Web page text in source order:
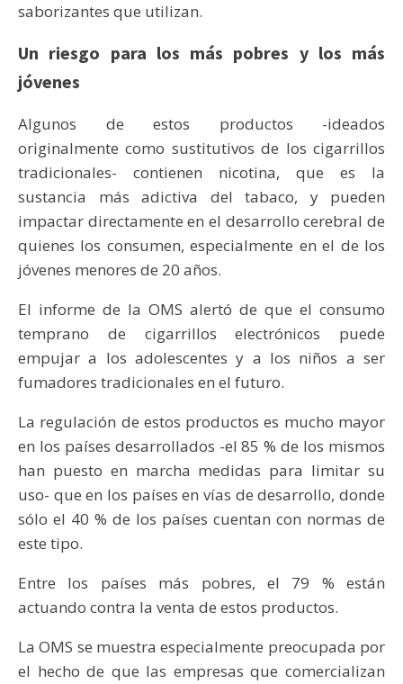
saborizantes que utilizan.
Un riesgo para los más pobres y los más
jóvenes
Algunos de estos productos -ideados
originalmente como sustitutivos de los cigarrillos
tradicionales- contienen nicotina, que es la
sustancia más adictiva del tabaco, y pueden
impactar directamente en el desarrollo cerebral de
quienes los consumen, especialmente en el de los
jóvenes menores de 20 años.
El informe de la OMS alertó de que el consumo
temprano de cigarrillos electrónicos puede
empujar a los adolescentes y a los niños a ser
fumadores tradicionales en el futuro.
La regulación de estos productos es mucho mayor
en los países desarrollados -el 85 % de los mismos
han puesto en marcha medidas para limitar su
uso- que en los países en vías de desarrollo, donde
sólo el 40 % de los países cuentan con normas de
este tipo.
Entre los países más pobres, el 79 % están
actuando contra la venta de estos productos.
La OMS se muestra especialmente preocupada por
el hecho de que las empresas que comercializan